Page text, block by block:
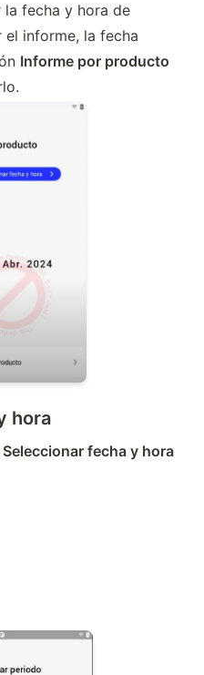
la fecha y hora de
informe, la fecha
Informe por producto
hora